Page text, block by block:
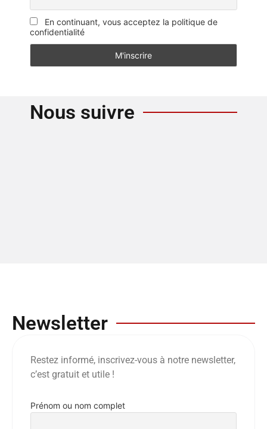
En continuant, vous acceptez la politique de
confidentialité
Nous suivre
Newsletter
Restez informé, inscrivez-vous à notre newsletter,
c’est gratuit et utile !
Prénom ou nom complet